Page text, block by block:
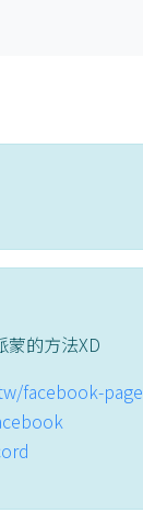
的方法XD
facebook-page